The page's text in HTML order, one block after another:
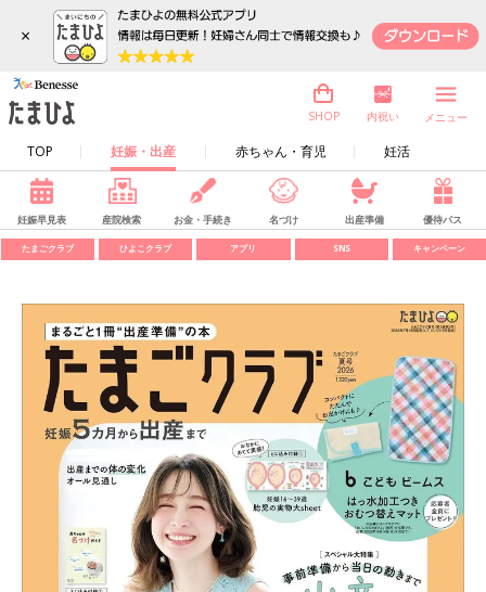
×
TOP 妊娠・出産 赤ちゃん・育児 妊活
SHOP 内祝い メニュー
妊娠早見表 産院検索 お金・手続き 名づけ 出産準備 優待パス
たまごクラブ ひよこクラブ アプリ SNS キャンペーン